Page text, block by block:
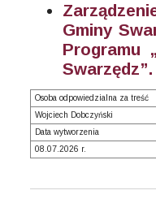
Gminy
Programu
Osoba odpowiedzialna za treść
Wojciech Dobczyński
Data wytworzenia
08.07.2026 r.